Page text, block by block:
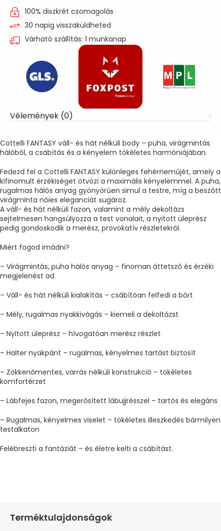
100% diszkrét csomagolás
30 napig visszaküldheted
Várható szállítás: 1 munkanap
Vélemények (0)
Cottelli FANTASY váll- és hát nélküli body – puha, virágmintás
hálóból, a csábítás és a kényelem tökéletes harmóniájában.
Fedezd fel a Cottelli FANTASY különleges fehérneműjét, amely a
kifinomult érzékiséget ötvözi a maximális kényelemmel. A puha,
rugalmas hálós anyag gyönyörűen simul a testre, míg a beszőtt
virágminta nőies eleganciát sugároz.
A váll- és hát nélküli fazon, valamint a mély dekoltázs
sejtelmesen hangsúlyozza a test vonalait, a nyitott üleprész
pedig gondoskodik a merész, provokatív részletekről.
Miért fogod imádni?
– Virágmintás, puha hálós anyag – finoman áttetsző és érzéki
megjelenést ad
– Váll- és hát nélküli kialakítás – csábítóan felfedi a bőrt
– Mély, rugalmas nyakkivágás – kiemeli a dekoltázst
– Nyitott üleprész – hívogatóan merész részlet
– Halter nyakpánt – rugalmas, kényelmes tartást biztosít
– Zökkenőmentes, varrás nélküli konstrukció – tökéletes
komfortérzet
– Lábfejes fazon, megerősített lábujjrésszel – tartós és elegáns
– Rugalmas, kényelmes viselet – tökéletes illeszkedés bármilyen
testalkaton
Felébreszti a fantáziát – és életre kelti a csábítást.
Terméktulajdonságok